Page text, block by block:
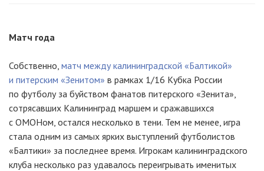
Матч года
Собственно, матч между калининградской «Балтикой»
и питерским «Зенитом» в рамках 1/16 Кубка России
по футболу за буйством фанатов питерского «Зенита»,
сотрясавших Калининград маршем и сражавшихся
с ОМОНом, остался несколько в тени. Тем не менее, игра
стала одним из самых ярких выступлений футболистов
«Балтики» за последнее время. Игрокам калининградского
клуба несколько раз удавалось переигрывать именитых